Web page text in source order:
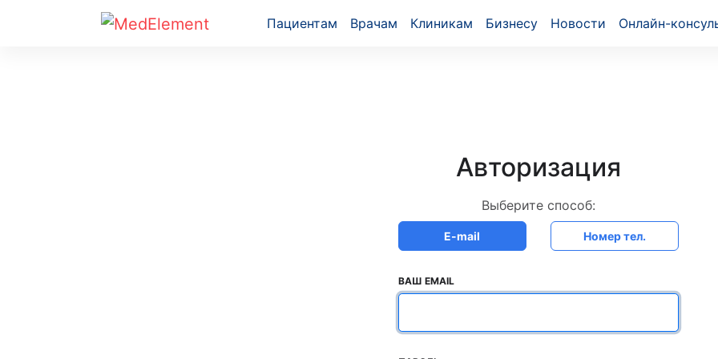
Пациентам Врачам Клиникам Бизнесу Новости Онлайн-
Авторизация
Выберите способ:
E-mail Номер тел.
ВАШ EMAIL